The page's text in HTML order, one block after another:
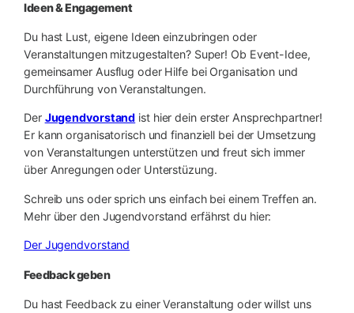
Ideen & Engagement
Du hast Lust, eigene Ideen einzubringen oder
Veranstaltungen mitzugestalten? Super! Ob Event-Idee,
gemeinsamer Ausflug oder Hilfe bei Organisation und
Durchführung von Veranstaltungen.
Der Jugendvorstand ist hier dein erster Ansprechpartner!
Er kann organisatorisch und finanziell bei der Umsetzung
von Veranstaltungen unterstützen und freut sich immer
über Anregungen oder Unterstüzung.
Schreib uns oder sprich uns einfach bei einem Treffen an.
Mehr über den Jugendvorstand erfährst du hier:
Der Jugendvorstand
Feedback geben
Du hast Feedback zu einer Veranstaltung oder willst uns